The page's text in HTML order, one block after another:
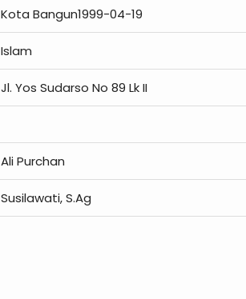
Kota Bangun1999-04-19
Islam
Jl. Yos Sudarso No 89 Lk II
Ali Purchan
Susilawati, S.Ag